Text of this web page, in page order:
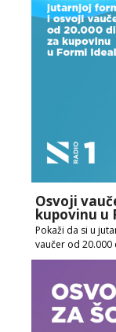
Osvoji
kupovinu u
Pokaži da si u
vaučer od 20.000